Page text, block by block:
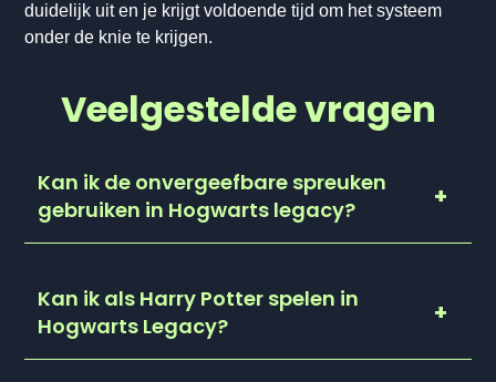
duidelijk uit en je krijgt voldoende tijd om het systeem
onder de knie te krijgen.
Veelgestelde vragen
Kan ik de onvergeefbare spreuken
gebruiken in Hogwarts legacy?
Kan ik als Harry Potter spelen in
Hogwarts Legacy?